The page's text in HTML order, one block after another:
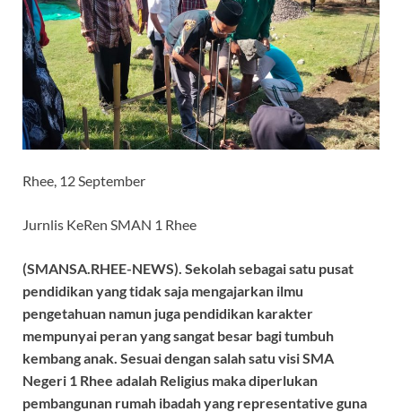
Rhee, 12 September
Jurnlis KeRen SMAN 1 Rhee
(SMANSA.RHEE-NEWS). Sekolah sebagai satu pusat
pendidikan yang tidak saja mengajarkan ilmu
pengetahuan namun juga pendidikan karakter
mempunyai peran yang sangat besar bagi tumbuh
kembang anak. Sesuai dengan salah satu visi SMA
Negeri 1 Rhee adalah Religius maka diperlukan
pembangunan rumah ibadah yang representative guna